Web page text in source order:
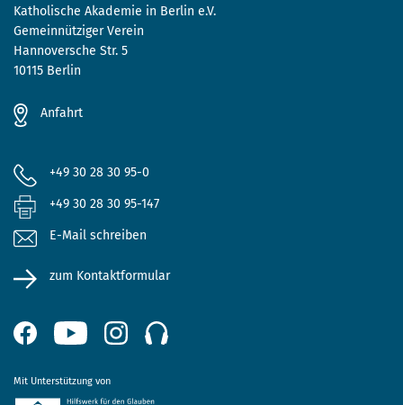
Katholische Akademie in Berlin e.V.
Gemeinnütziger Verein
Hannoversche Str. 5
10115 Berlin
Anfahrt
+49 30 28 30 95-0
+49 30 28 30 95-147
E-Mail schreiben
zum Kontaktformular
Mit Unterstützung von